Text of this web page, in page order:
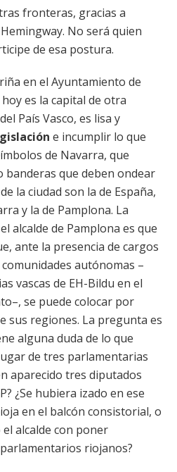
fronteras, gracias a
No será quien
de esa postura.
en el Ayuntamiento de
es la capital de otra
País Vasco, es lisa y
e incumplir lo que
de Navarra, que
banderas que deben ondear
la ciudad son la de España,
y la de Pamplona. La
alcalde de Pamplona es que
ante la presencia de cargos
autónomas –
vascas de EH-Bildu en el
se puede colocar por
sus regiones. La pregunta es
alguna duda de lo que
de tres parlamentarias
aparecido tres diputados
¿Se hubiera izado en ese
en el balcón consistorial, o
alcalde con poner
riojanos?